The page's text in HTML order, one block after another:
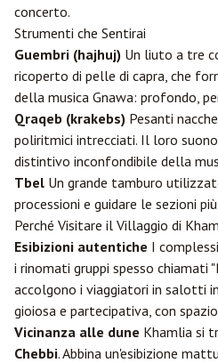
concerto.
Strumenti che Sentirai
Guembri (hajhuj) Un liuto a tre
ricoperto di pelle di capra, che
della musica Gnawa: profondo,
Qraqeb (krakebs) Pesanti
poliritmici intrecciati. Il loro
distintivo inconfondibile della
Tbel Un grande tamburo
processioni e guidare le sezioni
Perché Visitare il Villaggio di
Esibizioni autentiche I
i rinomati gruppi spesso chiamati
accolgono i viaggiatori in salotti
gioiosa e partecipativa, con
Vicinanza alle dune Khamlia si
Chebbi. Abbina un'esibizione